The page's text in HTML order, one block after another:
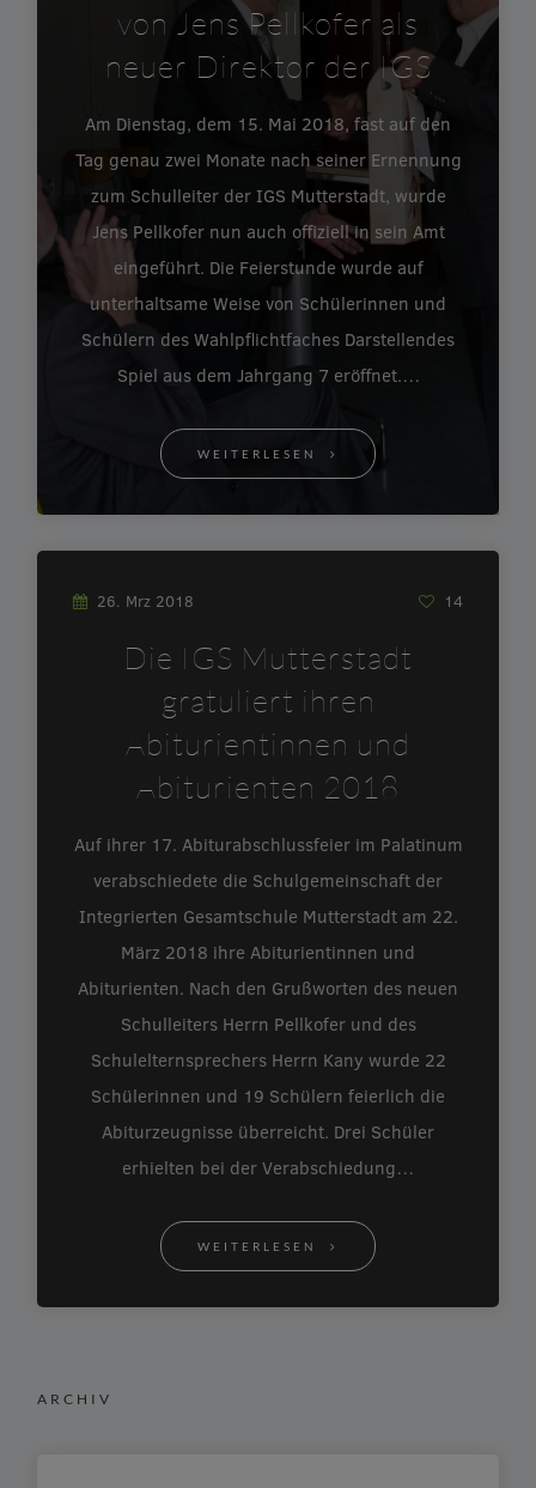
von Jens Pellkofer als
neuer Direktor der IGS
Am Dienstag, dem 15. Mai 2018, fast auf den
Tag genau zwei Monate nach seiner Ernennung
zum Schulleiter der IGS Mutterstadt, wurde
Jens Pellkofer nun auch offiziell in sein Amt
eingeführt. Die Feierstunde wurde auf
unterhaltsame Weise von Schülerinnen und
Schülern des Wahlpflichtfaches Darstellendes
Spiel aus dem Jahrgang 7 eröffnet.…
WEITERLESEN
26. Mrz 2018 14
Die IGS Mutterstadt
gratuliert ihren
Abiturientinnen und
Abiturienten 2018
Auf ihrer 17. Abiturabschlussfeier im Palatinum
verabschiedete die Schulgemeinschaft der
Integrierten Gesamtschule Mutterstadt am 22.
März 2018 ihre Abiturientinnen und
Abiturienten. Nach den Grußworten des neuen
Schulleiters Herrn Pellkofer und des
Schulelternsprechers Herrn Kany wurde 22
Schülerinnen und 19 Schülern feierlich die
Abiturzeugnisse überreicht. Drei Schüler
erhielten bei der Verabschiedung…
WEITERLESEN
ARCHIV